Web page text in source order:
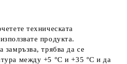
техническата
продукта.
замръзва, трябва да се
между +5 °C и +35 °C и да